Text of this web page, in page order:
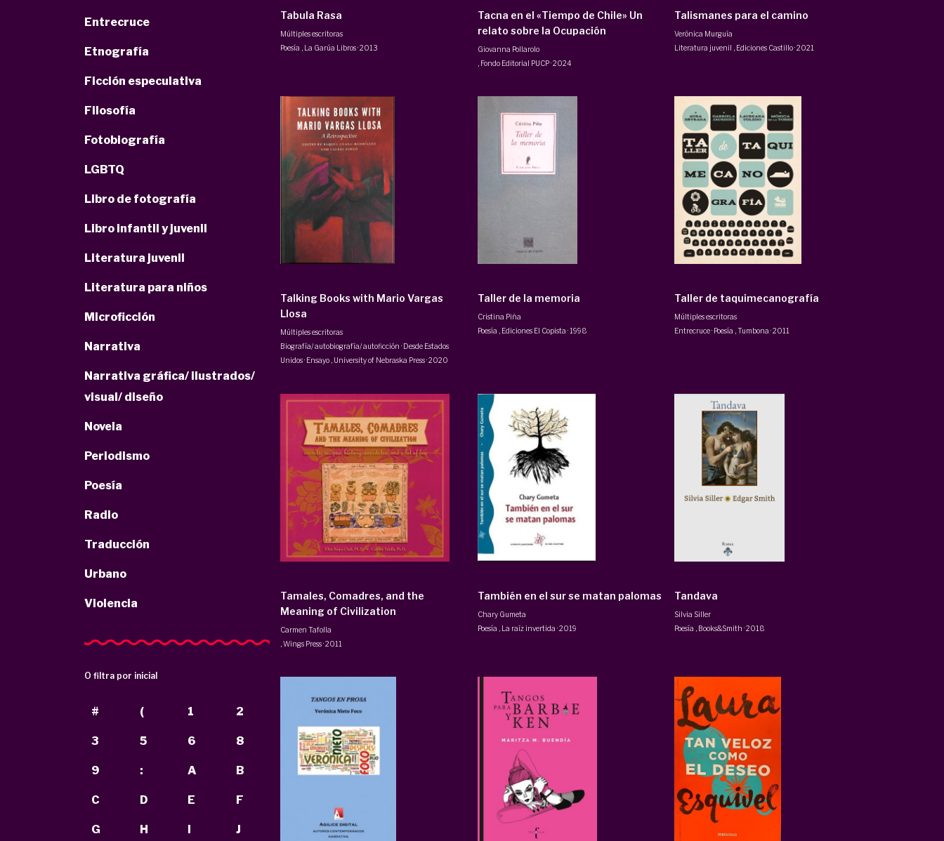
Entrecruce
Etnografía
Ficción especulativa
Filosofía
Fotobiografía
LGBTQ
Libro de fotografía
Libro infantil y juvenil
Literatura juvenil
Literatura para niños
Microficción
Narrativa
Narrativa gráfica/ ilustrados/
visual/ diseño
Novela
Periodismo
Poesía
Radio
Traducción
Urbano
Violencia
O filtra por inicial
# ( 1 2
3 5 6 8
9 : A B
C D E F
G H I J
Tabula Rasa
Múltiples escritoras
Poesía
La Garúa Libros·2013
Tacna en el «Tiempo de Chile» Un
relato sobre la Ocupación
Giovanna Pollarolo
Fondo Editorial PUCP·2024
Talismanes para el camino
Verónica Murguía
Literatura juvenil
Ediciones Castillo·2021
Talking Books with Mario Vargas
Llosa
Múltiples escritoras
Biografía/ autobiografía/ autoficción · Desde Estados
Unidos · Ensayo University of Nebraska Press·2020
Taller de la memoria
Cristina Piña
Poesía
Ediciones El Copista ·1998
Taller de taquimecanografía
Múltiples escritoras
Entrecruce · Poesía ,Tumbona ·2011
Tamales, Comadres, and the
Meaning of Civilization
Carmen Tafolla
,Wings Press·2011
También en el sur se matan palomas
Chary Gumeta
Poesía
La raíz invertida ·2019
Tandava
Silvia Siller
Poesía
Books&Smith ·2018